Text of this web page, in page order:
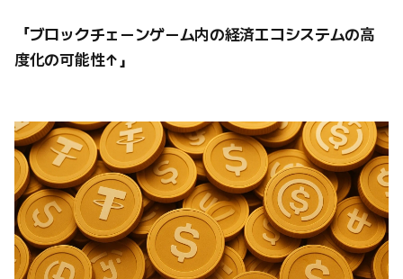
「ブロックチェーンゲーム内の経済エコシステムの高
度化の可能性↑」